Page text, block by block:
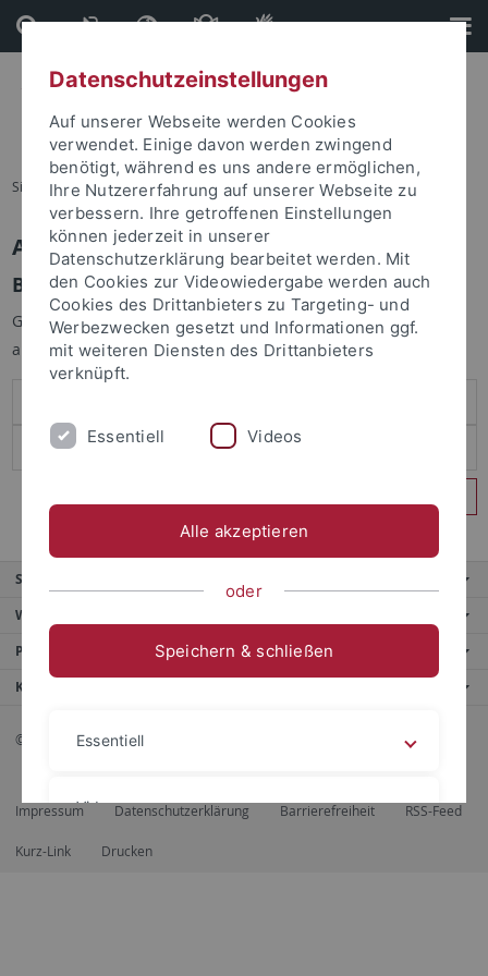
Direkt
zum
Inhalt
Direkt
zur
Fußleiste
Sie sind hier: Startseite
Anmelden
Benutzeranmeldung
Geben Sie Ihren Benutzernamen und Ihr Passwort an um sich
anzumelden:
Service
Weitere Angebote
Portale
Kontaktinfo
© 2026 Eberhard Karls Universität Tübingen, Tübingen
Impressum Datenschutzerklärung Barrierefreiheit RSS-Feed
Kurz-Link Drucken
Datenschutzeinstellungen
Auf unserer Webseite werden Cookies
verwendet. Einige davon werden zwingend
benötigt, während es uns andere ermöglichen,
Ihre Nutzererfahrung auf unserer Webseite zu
verbessern. Ihre getroffenen Einstellungen
können jederzeit in unserer
Datenschutzerklärung bearbeitet werden. Mit
den Cookies zur Videowiedergabe werden auch
Cookies des Drittanbieters zu Targeting- und
Werbezwecken gesetzt und Informationen ggf.
mit weiteren Diensten des Drittanbieters
verknüpft.
Essentiell Videos
Alle akzeptieren
oder
Speichern & schließen
Essentiell
Videos